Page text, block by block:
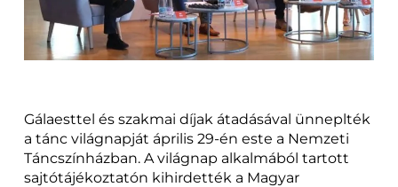
Gálaesttel és szakmai díjak átadásával ünneplték
a tánc világnapját április 29-én este a Nemzeti
Táncszínházban. A világnap alkalmából tartott
sajtótájékoztatón kihirdették a Magyar